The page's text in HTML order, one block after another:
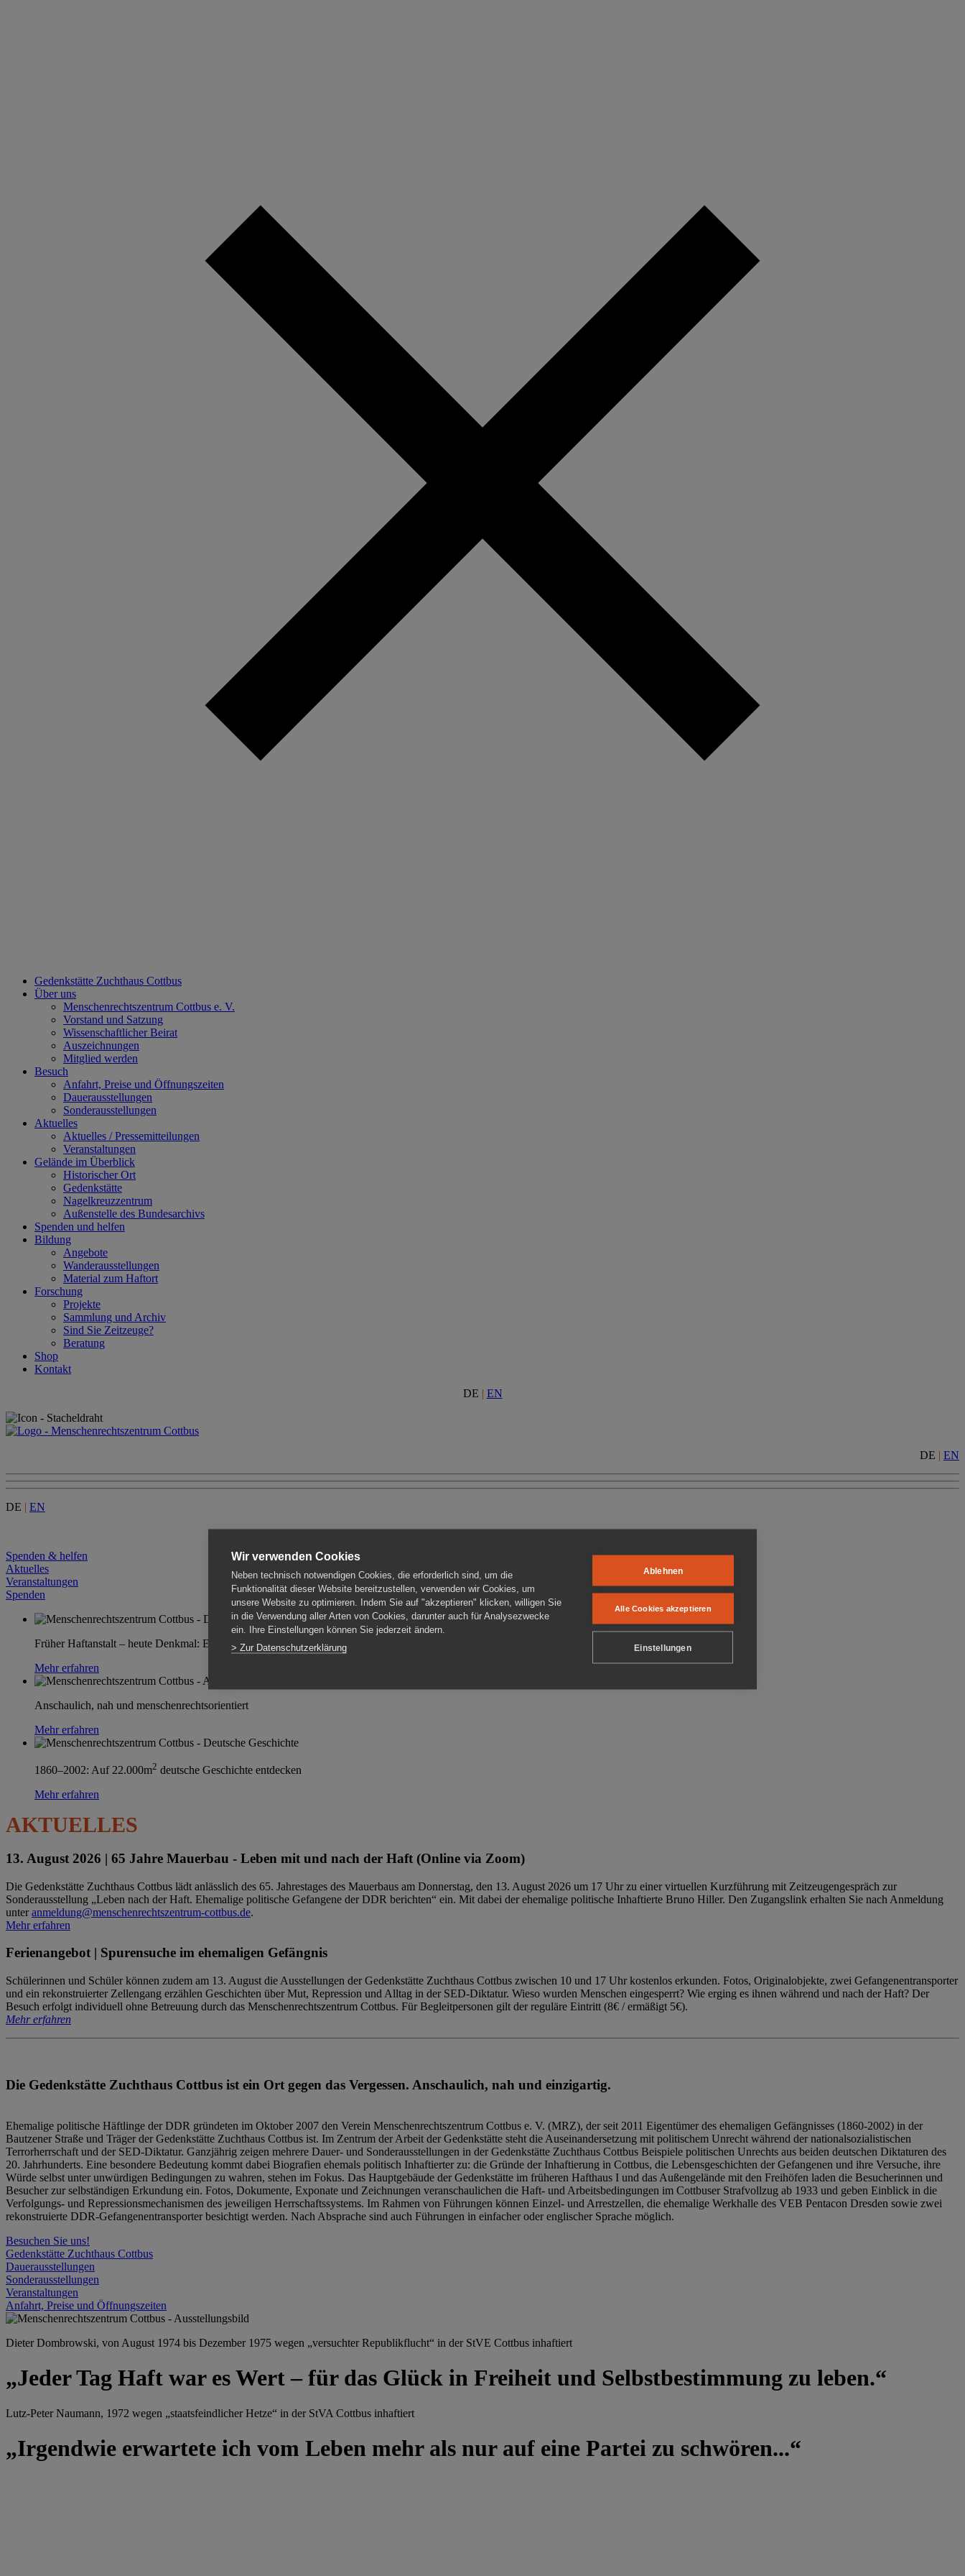
Gedenkstätte Zuchthaus Cottbus
Über uns
Menschenrechtszentrum Cottbus e. V.
Vorstand und Satzung
Wissenschaftlicher Beirat
Auszeichnungen
Mitglied werden
Besuch
Anfahrt, Preise und Öffnungszeiten
Dauerausstellungen
Sonderausstellungen
Aktuelles
Aktuelles / Pressemitteilungen
Veranstaltungen
Gelände im Überblick
Historischer Ort
Gedenkstätte
Nagelkreuzzentrum
Außenstelle des Bundesarchivs
Spenden und helfen
Bildung
Angebote
Wanderausstellungen
Material zum Haftort
Forschung
Projekte
Sammlung und Archiv
Sind Sie Zeitzeuge?
Beratung
Shop
Kontakt
DE | EN
DE | EN
DE | EN
Spenden & helfen
Aktuelles
Veranstaltungen
Spenden
Früher Haftanstalt – heute Denkmal: Einen Ort im Wandel erleben
Mehr erfahren
Anschaulich, nah und menschenrechtsorientiert
Mehr erfahren
1860–2002: Auf 22.000m2 deutsche Geschichte entdecken
Mehr erfahren
AKTUELLES
13. August 2026 | 65 Jahre Mauerbau - Leben mit und nach der Haft (Online via Zoom)
Die Gedenkstätte Zuchthaus Cottbus lädt anlässlich des 65. Jahrestages des Mauerbaus am Donnerstag, den 13. August 2026 um 17 Uhr zu einer virtuellen Kurzführung mit Zeitzeugengespräch zur
Sonderausstellung „Leben nach der Haft. Ehemalige politische Gefangene der DDR berichten“ ein. Mit dabei der ehemalige politische Inhaftierte Bruno Hiller. Den Zugangslink erhalten Sie nach Anmeldung
unteranmeldung@menschenrechtszentrum-cottbus.de.
Mehr erfahren
Ferienangebot | Spurensuche im ehemaligen Gefängnis
Schülerinnen und Schüler können zudem am 13. August die Ausstellungen der Gedenkstätte Zuchthaus Cottbus zwischen 10 und 17 Uhr kostenlos erkunden. Fotos, Originalobjekte, zwei Gefangenentransporter
und ein rekonstruierter Zellengang erzählen Geschichten über Mut, Repression und Alltag in der SED-Diktatur. Wieso wurden Menschen eingesperrt? Wie erging es ihnen während und nach der Haft? Der
Besuch erfolgt individuell ohne Betreuung durch das Menschenrechtszentrum Cottbus. Für Begleitpersonen gilt der reguläre Eintritt (8€ / ermäßigt 5€).
Mehr erfahren
Die Gedenkstätte Zuchthaus Cottbus ist ein Ort gegen das Vergessen. Anschaulich, nah und einzigartig.
Ehemalige politische Häftlinge der DDR gründeten im Oktober 2007 den Verein Menschenrechtszentrum Cottbus e. V. (MRZ), der seit 2011 Eigentümer des ehemaligen Gefängnisses (1860-2002) in der
Bautzener Straße und Träger der Gedenkstätte Zuchthaus Cottbus ist. Im Zentrum der Arbeit der Gedenkstätte steht die Auseinandersetzung mit politischem Unrecht während der nationalsozialistischen
Terrorherrschaft und der SED-Diktatur. Ganzjährig zeigen mehrere Dauer- und Sonderausstellungen in der Gedenkstätte Zuchthaus Cottbus Beispiele politischen Unrechts aus beiden deutschen Diktaturen des
20. Jahrhunderts. Eine besondere Bedeutung kommt dabei Biografien ehemals politisch Inhaftierter zu: die Gründe der Inhaftierung in Cottbus, die Lebensgeschichten der Gefangenen und ihre Versuche, ihre
Würde selbst unter unwürdigen Bedingungen zu wahren, stehen im Fokus. Das Hauptgebäude der Gedenkstätte im früheren Hafthaus I und das Außengelände mit den Freihöfen laden die Besucherinnen und
Besucher zur selbständigen Erkundung ein. Fotos, Dokumente, Exponate und Zeichnungen veranschaulichen die Haft- und Arbeitsbedingungen im Cottbuser Strafvollzug ab 1933 und geben Einblick in die
Verfolgungs- und Repressionsmechanismen des jeweiligen Herrschaftssystems. Im Rahmen von Führungen können Einzel- und Arrestzellen, die ehemalige Werkhalle des VEB Pentacon Dresden sowie zwei
rekonstruierte DDR-Gefangenentransporter besichtigt werden. Nach Absprache sind auch Führungen in einfacher oder englischer Sprache möglich.
Besuchen Sie uns!
Gedenkstätte Zuchthaus Cottbus
Dauerausstellungen
Sonderausstellungen
Veranstaltungen
Anfahrt, Preise und Öffnungszeiten
Dieter Dombrowski, von August 1974 bis Dezember 1975 wegen „versuchter Republikflucht“ in der StVE Cottbus inhaftiert
„Jeder Tag Haft war es Wert – für das Glück in Freiheit und Selbstbestimmung zu leben.“
Lutz-Peter Naumann, 1972 wegen „staatsfeindlicher Hetze“ in der StVA Cottbus inhaftiert
„Irgendwie erwartete ich vom Leben mehr als nur auf eine Partei zu schwören...“
Wir verwenden Cookies
Neben technisch notwendigen Cookies, die erforderlich sind, um die
Funktionalität dieser Website bereitzustellen, verwenden wir Cookies, um
unsere Website zu optimieren. Indem Sie auf "akzeptieren" klicken, willigen Sie
in die Verwendung aller Arten von Cookies, darunter auch für Analysezwecke
ein. Ihre Einstellungen können Sie jederzeit ändern.
> Zur Datenschutzerklärung
Ablehnen
Alle Cookies akzeptieren
Einstellungen